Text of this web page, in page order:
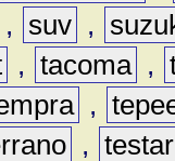
, suv ,
, tacoma ,
,
,